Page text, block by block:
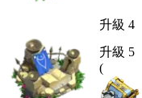
升級 4
升級 5
(